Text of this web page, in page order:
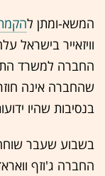
המשא-ומתן ל
וויזאייר בישראל
החברה למשרד
שהחברה אינה
בנסיבות שהיו
בשבוע שעבר
החברה ג'וזף